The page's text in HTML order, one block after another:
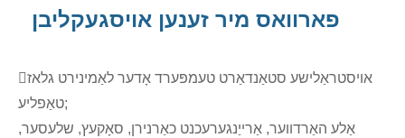
פארוואס מיר זענען אויסגעקליבן
אויסטראַלישע סטאַנדאַרט טעמפּערד אָדער לאַמינירט גלאז
טאַפליע;
אַלע האַרדווער, אַרייַנגערעכנט כאַרנירן, סאָקעץ, שלעסער,